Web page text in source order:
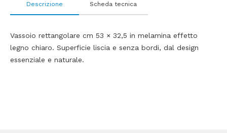
Descrizione
Vassoio rettangolare cm 53 × 32,5 in melamina effetto
legno chiaro. Superficie liscia e senza bordi, dal design
essenziale e naturale.
Scheda tecnica